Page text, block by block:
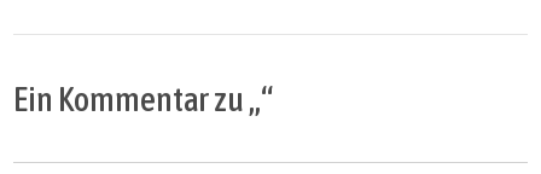
Ein Kommentar zu „“